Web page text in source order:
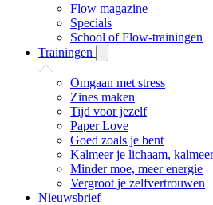
Flow magazine
Specials
School of Flow-trainingen
Trainingen
Omgaan met stress
Zines maken
Tijd voor jezelf
Paper Love
Goed zoals je bent
Kalmeer je lichaam,
Minder moe, meer energie
Vergroot je zelfvertrouwen
Nieuwsbrief